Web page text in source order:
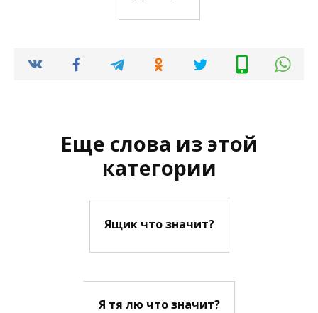
Еще слова из этой
категории
Ящик что значит?
Я тя лю что значит?